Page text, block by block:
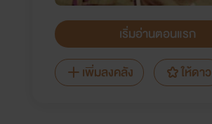
เริ่มอ่านตอนแรก
เพิ่มลงคลัง
ให้ดาว